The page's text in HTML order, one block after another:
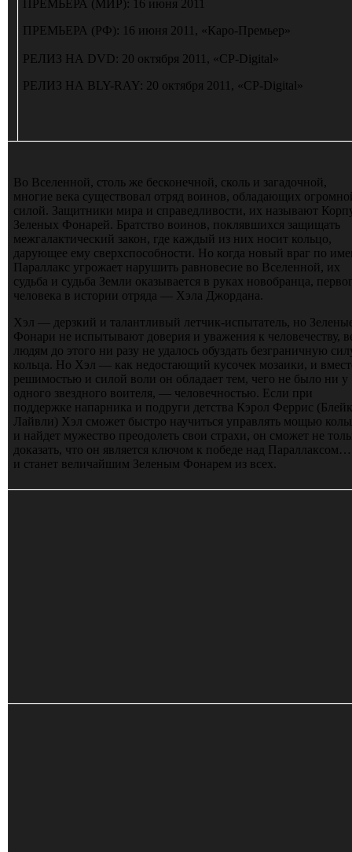
ПРЕМЬЕРА (МИР): 16 июня 2011
ПРЕМЬЕРА (РФ): 16 июня 2011, «Каро-Премьер»
РЕЛИЗ НА DVD: 20 октября 2011, «CP-Digital»
РЕЛИЗ НА BLY-RAY: 20 октября 2011, «CP-Digital»
Во Вселенной, столь же бесконечной, сколь и загадочной,
многие века существовал отряд воинов, обладающих
силой. Защитники мира и справедливости, их называют
Зеленых Фонарей. Братство воинов, поклявшихся защищать
межгалактический закон, где каждый из них носит кольцо,
дарующее ему сверхспособности. Но когда новый враг по
Параллакс угрожает нарушить равновесие во Вселенной, их
судьба и судьба Земли оказывается в руках новобранца,
человека в истории отряда — Хэла Джордана.
Хэл — дерзкий и талантливый летчик-испытатель, но
Фонари не испытывают доверия и уважения к человечеству,
людям до этого ни разу не удалось обуздать безграничную
кольца. Но Хэл — как недостающий кусочек мозаики, и
решимостью и силой воли он обладает тем, чего не было ни у
одного звездного воителя, — человечностью. Если при
поддержке напарника и подруги детства Кэрол Феррис (Блейк
Лайвли) Хэл сможет быстро научиться управлять мощью
и найдет мужество преодолеть свои страхи, он сможет не
доказать, что он является ключом к победе над
и станет величайшим Зеленым Фонарем из всех.